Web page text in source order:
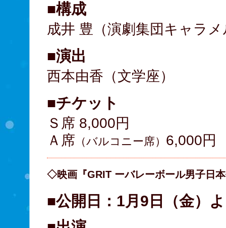
■構成
成井 豊（演劇集団キャラ
■演出
西本由香（文学座）
■チケット
Ｓ席 8,000円
Ａ席 （バルコニー席） 6,000
◇映画『GRIT ーバレーボール男子日
■公開日：1月9日（金）